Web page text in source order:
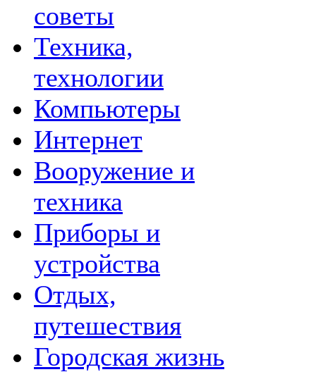
советы
Техника,
технологии
Компьютеры
Интернет
Вооружение и
техника
Приборы и
устройства
Отдых,
путешествия
Городская жизнь